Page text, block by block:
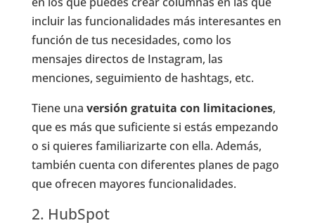
incluir las funcionalidades más interesantes en
función de tus necesidades, como los
mensajes directos de Instagram, las
menciones, seguimiento de hashtags, etc.
Tiene una versión gratuita con limitaciones,
que es más que suficiente si estás empezando
o si quieres familiarizarte con ella. Además,
también cuenta con diferentes planes de pago
que ofrecen mayores funcionalidades.
2. HubSpot